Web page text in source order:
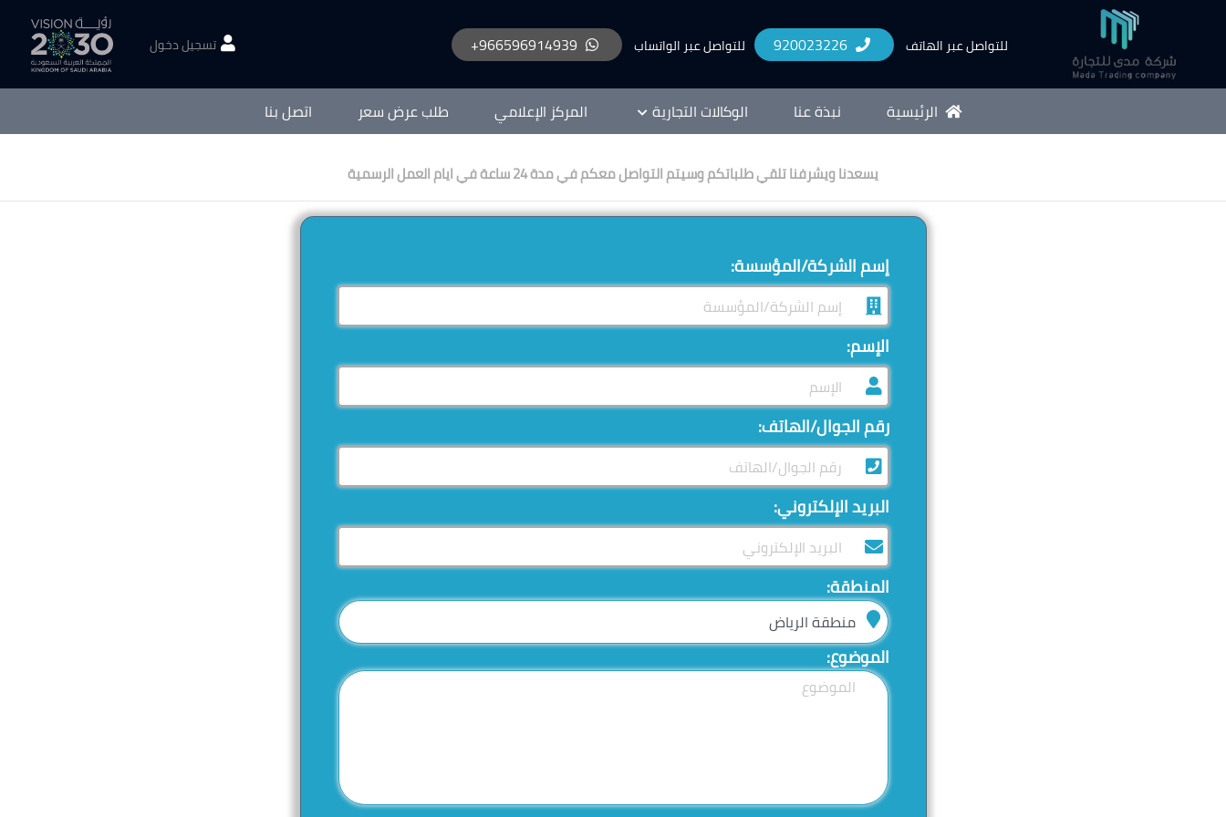
للتواصل عبر الهاتف 920023226 للتواصل عبر الواتساب 966596914939+ تسجيل دخول
الرئيسية نبذة عنا الوكالات التجارية المركز الإعلامي طلب عرض سعر اتصل بنا
يسعدنا ويشرفنا تلقي طلباتكم وسيتم التواصل معكم في مدة 24 ساعة في ايام العمل الرسمية
إسم الشركة/المؤسسة:
الإسم:
رقم الجوال/الهاتف:
البريد الإلكتروني:
المنطقة:
الموضوع: